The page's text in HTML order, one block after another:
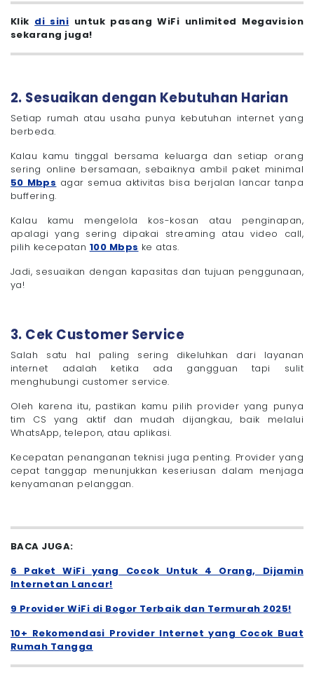
Klik di sini untuk pasang WiFi unlimited Megavision
sekarang juga!
2. Sesuaikan dengan Kebutuhan Harian
Setiap rumah atau usaha punya kebutuhan internet yang
berbeda.
Kalau kamu tinggal bersama keluarga dan setiap orang
sering online bersamaan, sebaiknya ambil paket minimal
50 Mbps agar semua aktivitas bisa berjalan lancar tanpa
buffering.
Kalau kamu mengelola kos-kosan atau penginapan,
apalagi yang sering dipakai streaming atau video call,
pilih kecepatan 100 Mbps ke atas.
Jadi, sesuaikan dengan kapasitas dan tujuan penggunaan,
ya!
3. Cek Customer Service
Salah satu hal paling sering dikeluhkan dari layanan
internet adalah ketika ada gangguan tapi sulit
menghubungi customer service.
Oleh karena itu, pastikan kamu pilih provider yang punya
tim CS yang aktif dan mudah dijangkau, baik melalui
WhatsApp, telepon, atau aplikasi.
Kecepatan penanganan teknisi juga penting. Provider yang
cepat tanggap menunjukkan keseriusan dalam menjaga
kenyamanan pelanggan.
BACA JUGA:
6 Paket WiFi yang Cocok Untuk 4 Orang, Dijamin
Internetan Lancar!
9 Provider WiFi di Bogor Terbaik dan Termurah 2025!
10+ Rekomendasi Provider Internet yang Cocok Buat
Rumah Tangga